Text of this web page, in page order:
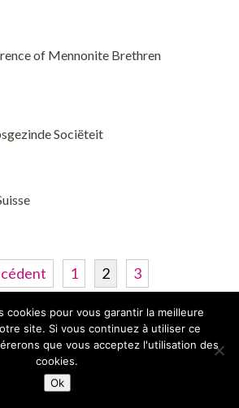
of Mennonite Brethren
Sociëteit
1 2
3
»
cookies pour vous garantir la meilleure
site. Si vous continuez à utiliser ce
que vous acceptez l'utilisation des
cookies.
Ok